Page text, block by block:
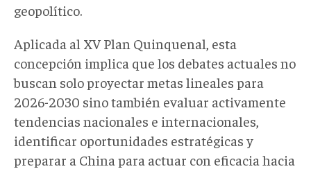
geopolítico.
Aplicada al XV Plan Quinquenal, esta
concepción implica que los debates actuales no
buscan solo proyectar metas lineales para
2026-2030 sino también evaluar activamente
tendencias nacionales e internacionales,
identificar oportunidades estratégicas y
preparar a China para actuar con eficacia hacia